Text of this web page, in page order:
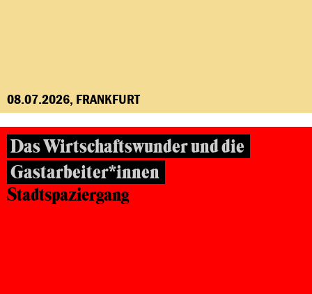
08.07.2026, FRANKFURT
Das Wirtschaftswunder und die
Gastarbeiter*innen
Stadtspaziergang